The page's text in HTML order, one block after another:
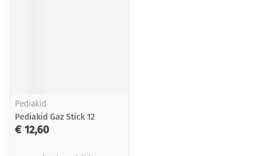
Pediakid
Pediakid Gaz Stick 12
€ 12,60